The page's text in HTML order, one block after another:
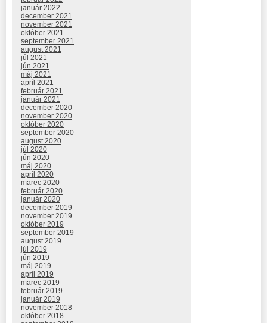
január 2022
december 2021
november 2021
október 2021
september 2021
august 2021
júl 2021
jún 2021
máj 2021
apríl 2021
február 2021
január 2021
december 2020
november 2020
október 2020
september 2020
august 2020
júl 2020
jún 2020
máj 2020
apríl 2020
marec 2020
február 2020
január 2020
december 2019
november 2019
október 2019
september 2019
august 2019
júl 2019
jún 2019
máj 2019
apríl 2019
marec 2019
február 2019
január 2019
november 2018
október 2018